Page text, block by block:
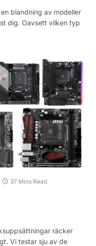
blandning av modeller
dig. Oavsett vilken typ
37 Mins Read
räcker
Vi testar sju av de